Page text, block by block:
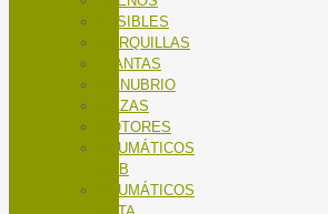
FUSIBLES
HORQUILLAS
LLANTAS
MANUBRIO
MAZAS
MOTORES
NEUMÁTICOS
MTB
NEUMÁTICOS